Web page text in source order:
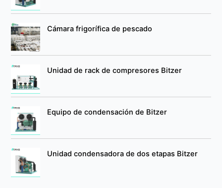
Cámara frigorífica de pescado
Unidad de rack de compresores Bitzer
Equipo de condensación de Bitzer
Unidad condensadora de dos etapas Bitzer